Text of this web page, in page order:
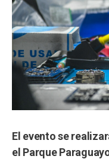
El evento se
el Parque